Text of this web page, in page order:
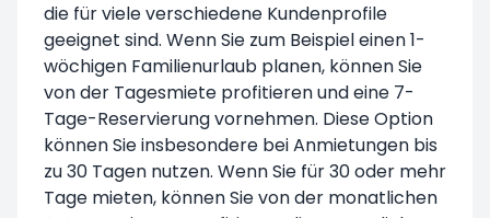
die für viele verschiedene Kundenprofile
geeignet sind. Wenn Sie zum Beispiel einen 1-
wöchigen Familienurlaub planen, können Sie
von der Tagesmiete profitieren und eine 7-
Tage-Reservierung vornehmen. Diese Option
können Sie insbesondere bei Anmietungen bis
zu 30 Tagen nutzen. Wenn Sie für 30 oder mehr
Tage mieten, können Sie von der monatlichen